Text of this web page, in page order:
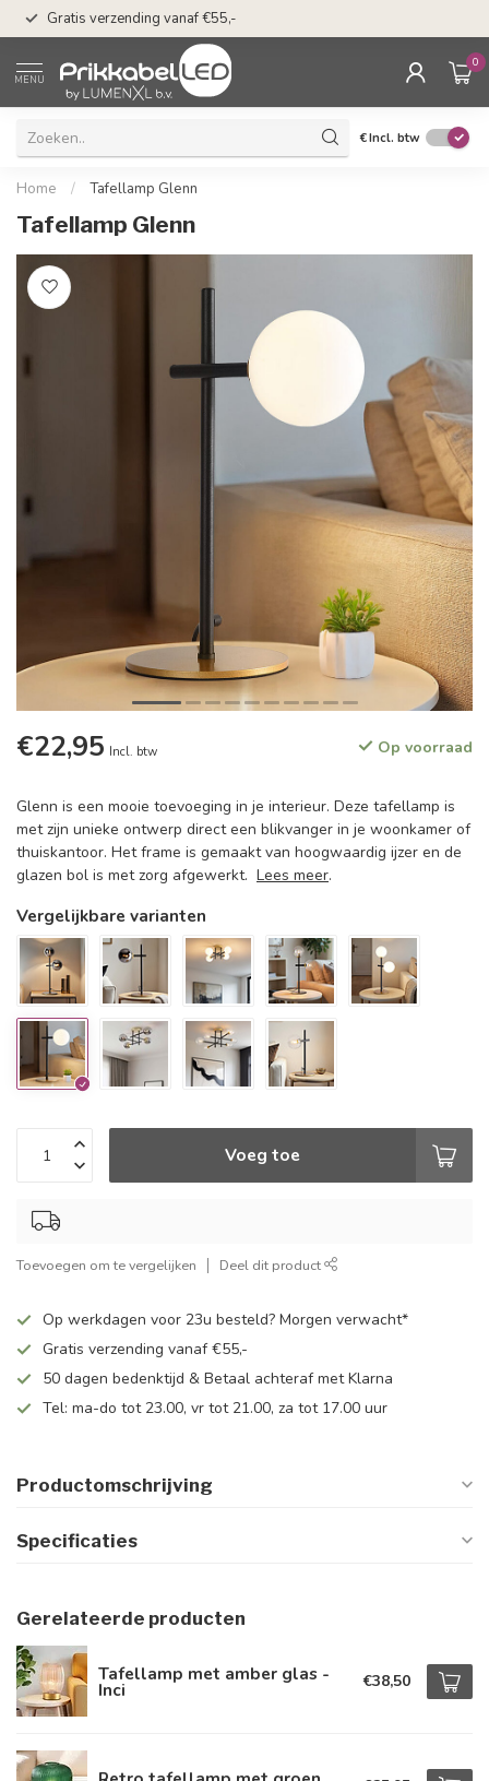
Gratis verzending vanaf €55,-
MENU
0
€Incl. btw
Home / Tafellamp Glenn
Tafellamp Glenn
€22,95 Incl. btw Op voorraad
Glenn is een mooie toevoeging in je interieur. Deze tafellamp is
met zijn unieke ontwerp direct een blikvanger in je woonkamer of
thuiskantoor. Het frame is gemaakt van hoogwaardig ijzer en de
glazen bol is met zorg afgewerkt. Lees meer.
Vergelijkbare varianten
Voeg toe
Toevoegen om te vergelijken Deel dit product
Op werkdagen voor 23u besteld? Morgen verwacht*
Gratis verzending vanaf €55,-
50 dagen bedenktijd & Betaal achteraf met Klarna
Tel: ma-do tot 23.00, vr tot 21.00, za tot 17.00 uur
Productomschrijving
Specificaties
Gerelateerde producten
Tafellamp met amber glas -
Inci €38,50